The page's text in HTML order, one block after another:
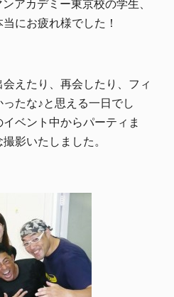
アカデミー東京校の学生、
にお疲れ様でした！
えたり、再会したり、フィ
たな♪と思える一日でし
ベント中からパーティま
影いたしました。